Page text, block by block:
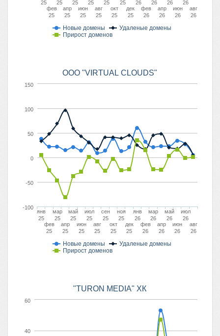
Новые домены
Удаленые домены
Прирост доменов
25
фев
25
25
апр
25
25
июн
25
25
авг
25
25
окт
25
25
дек
25
26
фев
26
26
апр
26
26
июн
26
26
авг
26
ООО "VIRTUAL CLOUDS"
Новые домены
Удаленые домены
Прирост доменов
янв
25
фев
25
мар
25
апр
25
май
25
июн
25
июл
25
авг
25
сен
25
окт
25
ноя
25
дек
25
янв
26
фев
26
мар
26
апр
26
май
26
июн
26
июл
26
авг
26
-100
-50
0
50
100
150
"TURON MEDIA" ХК
40
60